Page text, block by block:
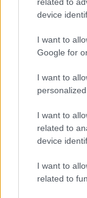
device
I want to
Google for
I want to
I want to
related to
device
I want to
related to
A cikk
legnagyobb
Közel-
is elavult
az irániak
egy
módosítására.